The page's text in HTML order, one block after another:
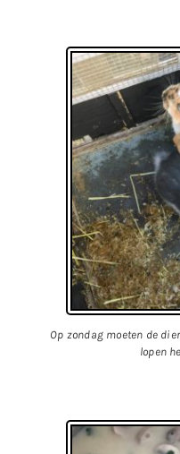
Op zondag moeten de
lopen